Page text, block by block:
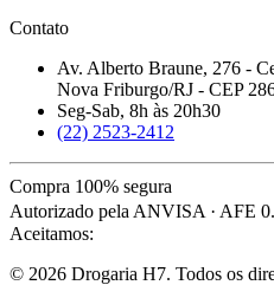
Contato
Av. Alberto Braune, 276 -
Nova Friburgo/RJ - CEP
Seg-Sab, 8h às 20h30
(22) 2523-2412
Compra 100% segura
Autorizado pela ANVISA · AFE
Aceitamos:
© 2026 Drogaria H7. Todos os